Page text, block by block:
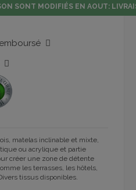
SONT MODIFIÉS EN AOUT:
matelas inclinable et mixte,
ou acrylique et partie
créer une zone de détente
les terrasses, les hôtels,
tissus disponibles.